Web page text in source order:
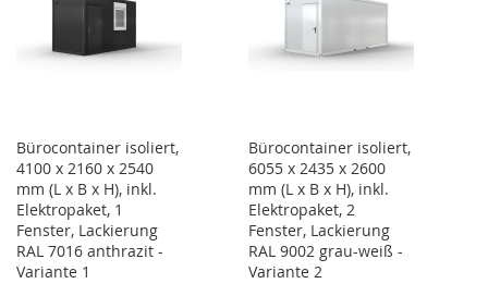
Bürocontainer isoliert,
4100 x 2160 x 2540
mm (L x B x H), inkl.
Elektropaket, 1
Fenster, Lackierung
RAL 7016 anthrazit -
Variante 1
Bürocontainer isoliert,
6055 x 2435 x 2600
mm (L x B x H), inkl.
Elektropaket, 2
Fenster, Lackierung
RAL 9002 grau-weiß -
Variante 2